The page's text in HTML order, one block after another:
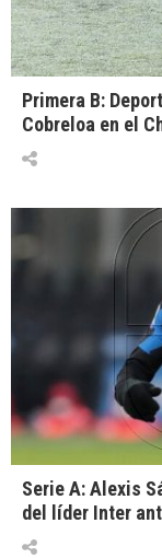
Primera B:
Cobreloa en el
Serie A: Alexis
del líder Inter